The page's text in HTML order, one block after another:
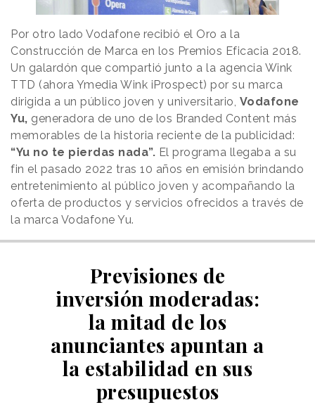
Por otro lado Vodafone recibió el Oro a la
Construcción de Marca en los Premios Eficacia 2018.
Un galardón que compartió junto a la agencia Wink
TTD (ahora Ymedia Wink iProspect) por su marca
dirigida a un público joven y universitario, Vodafone
Yu, generadora de uno de los Branded Content más
memorables de la historia reciente de la publicidad:
“Yu no te pierdas nada”. El programa llegaba a su
fin el pasado 2022 tras 10 años en emisión brindando
entretenimiento al público joven y acompañando la
oferta de productos y servicios ofrecidos a través de
la marca Vodafone Yu.
Previsiones de
inversión moderadas:
la mitad de los
anunciantes apuntan a
la estabilidad en sus
presupuestos